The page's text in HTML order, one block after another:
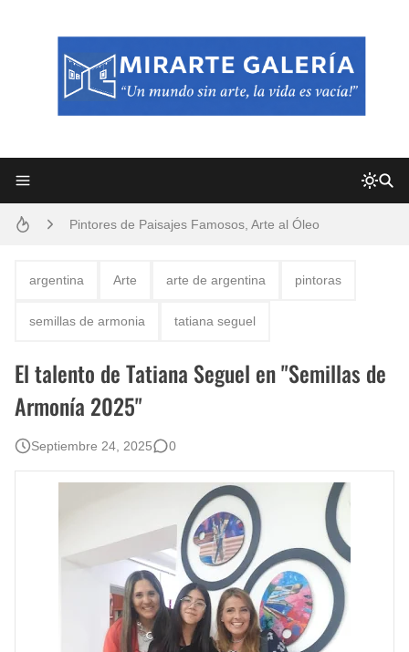
Pintores de Paisajes Famosos, Arte al Óleo
San Valentín Dibujos a Lápiz del 14 de Febrero
Fotos Artísticas de las Actrices de Hollywood Más Bellas del Mundo
Que significan los cuadros de negras africanas?
El mundo del arte en pintura surrealista
argentina Arte arte de argentina pintoras
semillas de armonia tatiana seguel
El talento de Tatiana Seguel en "Semillas de
Armonía 2025"
Septiembre 24, 2025 0